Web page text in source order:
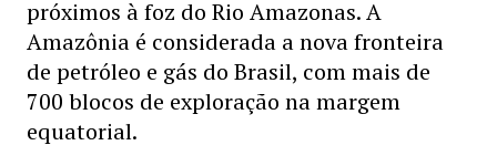
próximos à foz do Rio Amazonas. A
Amazônia é considerada a nova fronteira
de petróleo e gás do Brasil, com mais de
700 blocos de exploração na margem
equatorial.